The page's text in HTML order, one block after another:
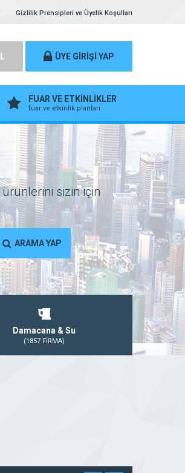
Gizlilik Prensipleri ve Üyelik Koşulları
ÜYE GİRİŞİ YAP
FUAR VE ETKİNLİKLER
fuar ve etkinlik planları
sizin için
ARAMA YAP
Damacana & Su
(1857 FİRMA)